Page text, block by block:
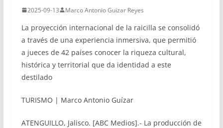
2025-09-13 Marco Antonio Guizar Reyes
La proyección internacional de la raicilla se consolidó
a través de una experiencia inmersiva, que permitió
a jueces de 42 países conocer la riqueza cultural,
histórica y territorial que da identidad a este
destilado
TURISMO | Marco Antonio Guízar
ATENGUILLO, Jalisco. [ABC Medios].- La producción de